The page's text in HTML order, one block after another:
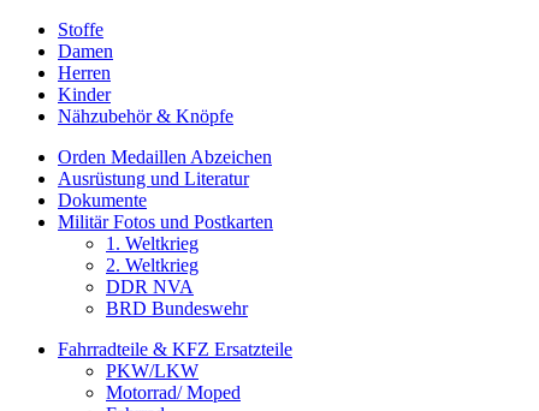
Stoffe
Damen
Herren
Kinder
Nähzubehör & Knöpfe
Orden Medaillen Abzeichen
Ausrüstung und Literatur
Dokumente
Militär Fotos und Postkarten
1. Weltkrieg
2. Weltkrieg
DDR NVA
BRD Bundeswehr
Fahrradteile & KFZ Ersatzteile
PKW/LKW
Motorrad/ Moped